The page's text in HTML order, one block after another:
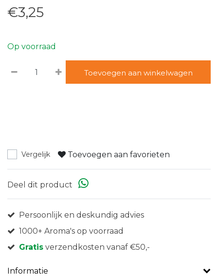
€3,25
Op voorraad
Toevoegen aan winkelwagen
Vergelijk Toevoegen aan favorieten
Deel dit product
Persoonlijk en deskundig advies
1000+ Aroma's op voorraad
Gratis verzendkosten vanaf €50,-
Informatie